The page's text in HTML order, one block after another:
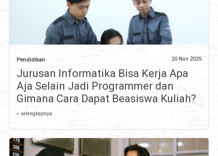
Pendidikan 20 Nov 2025
Jurusan Informatika Bisa Kerja Apa
Aja Selain Jadi Programmer dan
Gimana Cara Dapat Beasiswa Kuliah?
» selengkapnya